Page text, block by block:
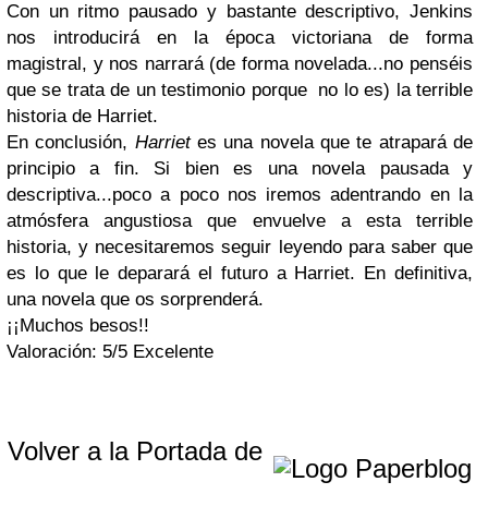
Con un ritmo pausado y bastante descriptivo, Jenkins
nos introducirá en la época victoriana de forma
magistral, y nos narrará (de forma novelada...no penséis
que se trata de un testimonio porque no lo es) la terrible
historia de Harriet.
En conclusión, Harrietes una novela que te atrapará de
principio a fin. Si bien es una novela pausada y
descriptiva...poco a poco nos iremos adentrando en la
atmósfera angustiosa que envuelve a esta terrible
historia, y necesitaremos seguir leyendo para saber que
es lo que le deparará el futuro a Harriet. En definitiva,
una novela que os sorprenderá.
¡¡Muchos besos!!
Valoración: 5/5 Excelente
Volver a la Portada de